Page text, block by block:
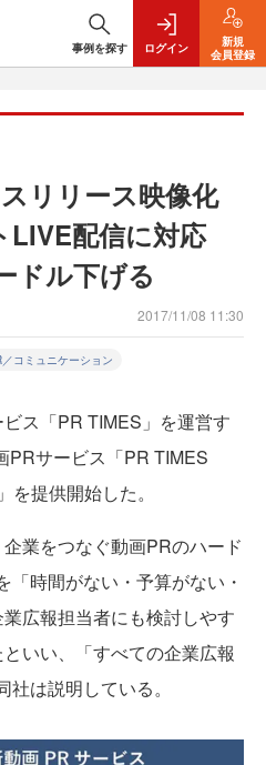
事例を探す ログイン
新規
会員登録
リリース映像化
LIVE配信に対応
ル下げる
2017/11/08 11:30
／コミュニケーション
ス「PR TIMES」を運営す
PRサービス「PR TIMES
提供開始した。
業をつなぐ動画PRのハード
時間がない・予算がない・
広報担当者にも検討しやす
いい、「すべての企業広報
は説明している。